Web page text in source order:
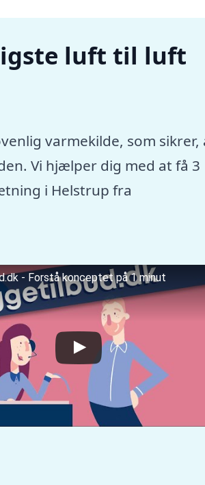
luft til luft
varmekilde, som sikrer,
Vi hjælper dig med at få 3
i Helstrup fra
- Forstå konceptet på 1 minut